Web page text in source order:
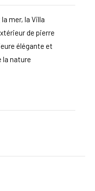
mer, la Villa
de pierre
élégante et
la nature